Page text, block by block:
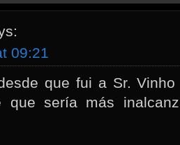
09:21
que fui a Sr.
que sería más